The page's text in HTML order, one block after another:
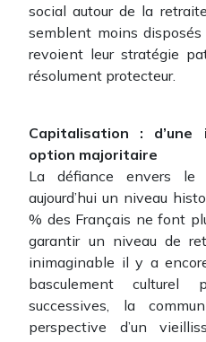
social autour de la
semblent moins
revoient leur stratégie
résolument protecteur.
Capitalisation :
option majoritaire
La défiance envers le
aujourd’hui un niveau
% des Français ne font
garantir un niveau de
inimaginable il y a
basculement culturel
successives, la
perspective d’un